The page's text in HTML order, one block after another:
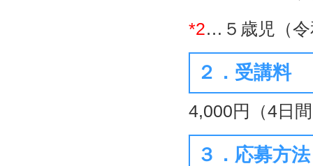
*2…５歳児（令
２．受講料
4,000円（4日
３．応募方法